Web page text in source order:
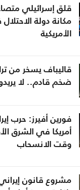
قلق إسرائيلي
مكانة دولة
الأمريكية
قاليباف يسخر من
ضخم قادم.. لا
فورين أفيرز: حرب
أمريكا في الشرق
وقت الانسحاب
مشروع قانون